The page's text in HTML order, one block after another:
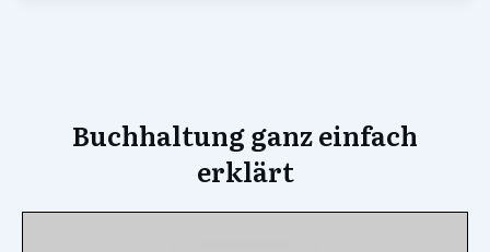
Buchhaltung ganz einfach
erklärt